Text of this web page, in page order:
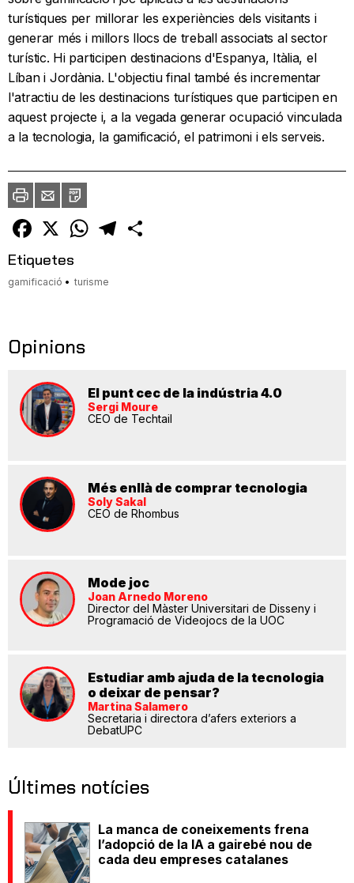
turístiques per millorar les experiències dels visitants i
generar més i millors llocs de treball associats al sector
turístic. Hi participen destinacions d'Espanya, Itàlia, el
Líban i Jordània. L'objectiu final també és incrementar
l'atractiu de les destinacions turístiques que participen en
aquest projecte i, a la vegada generar ocupació vinculada
a la tecnologia, la gamificació, el patrimoni i els serveis.
ImprimirEnvia
un
amic
PDF
Facebook
X WhatsAppTelegram
Etiquetes
gamificació turisme
Opinions
El punt cec de la indústria 4.0
Sergi Moure
CEO de Techtail
Més enllà de comprar tecnologia
Soly Sakal
CEO de Rhombus
Mode joc
Joan Arnedo Moreno
Director del Màster Universitari de Disseny i
Programació de Videojocs de la UOC
Estudiar amb ajuda de la tecnologia
o deixar de pensar?
Martina Salamero
Secretaria i directora d’afers exteriors a
DebatUPC
Últimes notícies
La manca de coneixements frena
l’adopció de la IA a gairebé nou de
cada deu empreses catalanes